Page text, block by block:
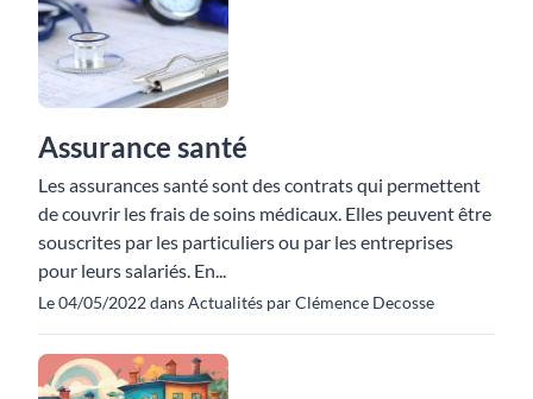
Assurance santé
Les assurances santé sont des contrats qui permettent
de couvrir les frais de soins médicaux. Elles peuvent être
souscrites par les particuliers ou par les entreprises
pour leurs salariés. En...
Le 04/05/2022 dans Actualités par Clémence Decosse